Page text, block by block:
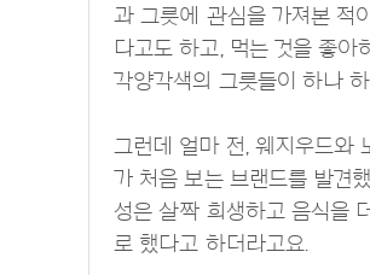
과 그릇에 관심을 가져본 적
다고도 하고, 먹는 것을 좋
각양각색의 그릇들이 하나
그런데 얼마 전, 웨지우드와
가 처음 보는 브랜드를 발견
성은 살짝 희생하고 음식을
로 했다고 하더라고요.